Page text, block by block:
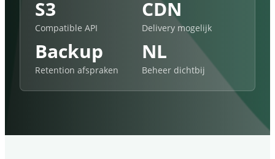
S3
Compatible API
CDN
Delivery mogelijk
Backup
Retention afspraken
NL
Beheer dichtbij